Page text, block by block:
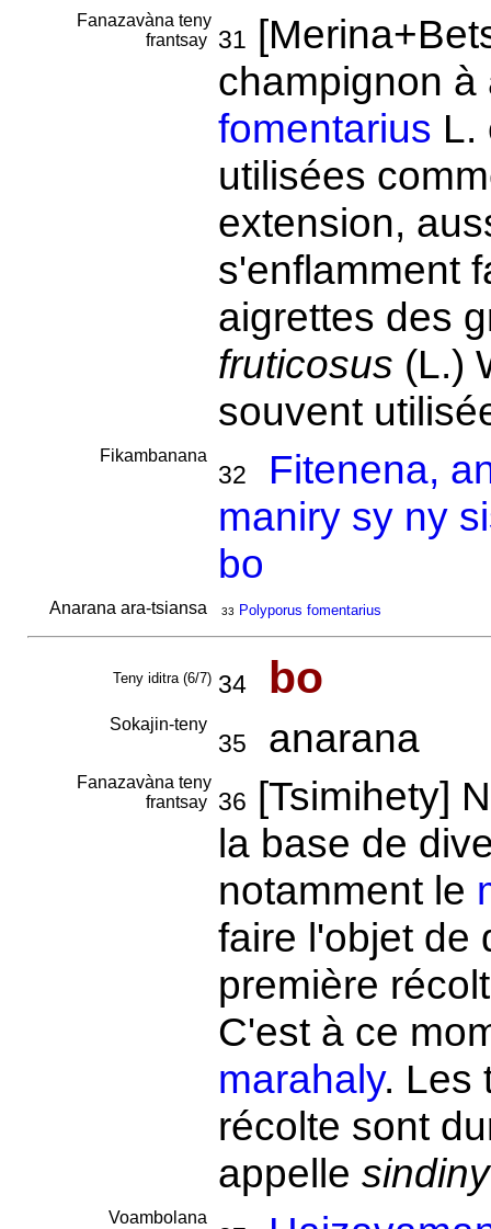
Fanazavàna teny
frantsay
31
champignon
fomentarius L.
utilisées
extension,
s'enflamment
aigrettes des
fruticosus (L.)
souvent
Fikambanana
32
Fitenena,
maniry sy ny
bo
Anarana ara-tsiansa 33 Polyporus fomentarius
Teny iditra (6/7) 34 bo
Sokajin-teny
35 anarana
Fanazavàna teny
frantsay
36 [Tsimihety]
la base de
notamment le
faire l'objet de
première
C'est à ce
marahaly. Les
récolte sont
appelle sindiny
Voambolana